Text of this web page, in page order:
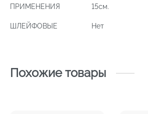
ПРИМЕНЕНИЯ
15см.
ШЛЕЙФОВЫЕ Нет
Похожие товары